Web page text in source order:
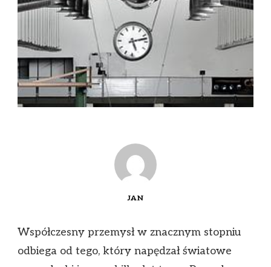
JAN
Współczesny przemysł w znacznym stopniu
odbiega od tego, który napędzał światowe